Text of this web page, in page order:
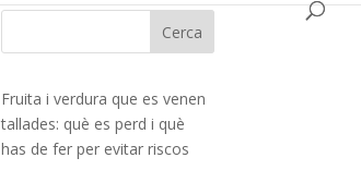
Fruita i verdura que es venen
tallades: què es perd i què
has de fer per evitar riscos